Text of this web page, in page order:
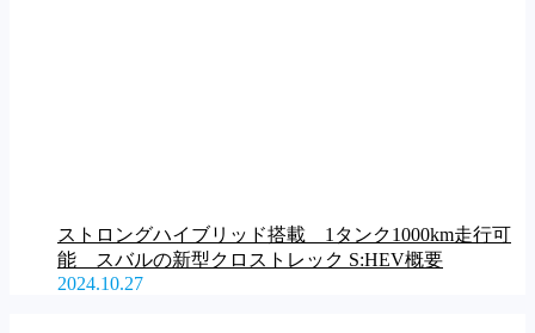
ストロングハイブリッド搭載 1タンク1000km走行可
能 スバルの新型クロストレック S:HEV概要
2024.10.27